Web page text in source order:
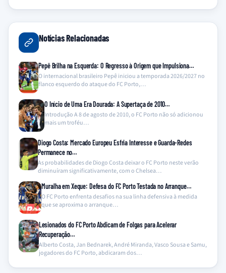
Notícias Relacionadas
Pepê Brilha na Esquerda: O Regresso à Origem que Impulsiona…
O internacional brasileiro Pepê iniciou a temporada 2026/2027 no
flanco esquerdo do ataque do FC Porto,…
O Início de Uma Era Dourada: A Supertaça de 2010…
Introdução A 8 de agosto de 2010, o FC Porto não só adicionou
mais um troféu…
Diogo Costa: Mercado Europeu Esfria Interesse e Guarda-Redes
Permanece no…
As probabilidades de Diogo Costa deixar o FC Porto neste verão
diminuíram significativamente, com o Chelsea…
Muralha em Xeque: Defesa do FC Porto Testada no Arranque…
O FC Porto enfrenta desafios na sua linha defensiva à medida
que se aproxima o arranque…
Lesionados do FC Porto Abdicam de Folgas para Acelerar
Recuperação…
Alberto Costa, Jan Bednarek, André Miranda, Vasco Sousa e Samu,
jogadores do FC Porto, abdicaram dos…